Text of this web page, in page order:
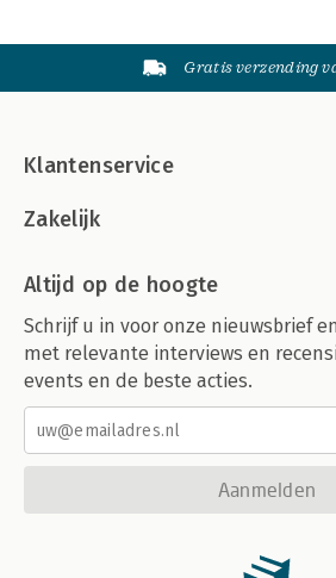
Gratis verzending
Klantenservice
Zakelijk
Altijd op de hoogte
Schrijf u in voor onze nieuwsbrief
met relevante interviews en
events en de beste acties.
Aanmelden